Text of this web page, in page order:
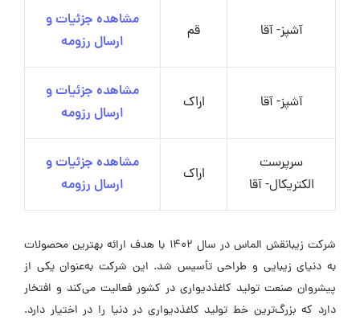
آشپز- آقا قم
مشاهده جزئیات و
ارسال رزومه
آشپز- آقا اراک
مشاهده جزئیات و
ارسال رزومه
سرپرست
الکتریکال- آقا
اراک
مشاهده جزئیات و
ارسال رزومه
شرکت زیبانقش الماس در سال ۱۴۰۲ با هدف ارائه بهترین محصولات
به دنیای زیبایی و طراحی تأسیس شد. این شرکت به‌عنوان یکی از
پیشروان صنعت تولید کاغذدیواری در کشور فعالیت می‌کند و افتخار
دارد که بزرگ‌ترین خط تولید کاغذدیواری در دنیا را در اختیار دارد.